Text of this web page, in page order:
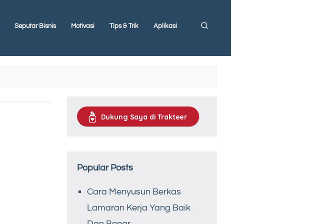
Seputar Bisnis Motivasi Tips & Trik Aplikasi
Dukung Saya di Trakteer
Popular Posts
Cara Menyusun Berkas
Lamaran Kerja Yang Baik